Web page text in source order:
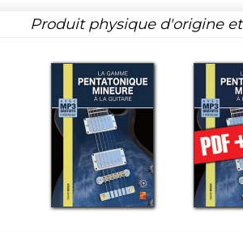
Produit physique d'origine